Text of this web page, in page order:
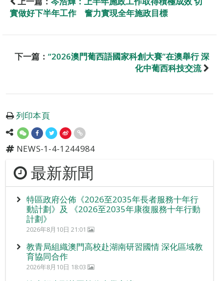
實做好下半年工作 奮力實現全年施政目標
下一篇： “2026澳門葡西語國家科創大賽”在澳舉行 深
化中葡西科技交流
列印本頁
NEWS-1-4-1244984
最新新聞
特區政府公佈《2026至2035年長者服務十年行
動計劃》及 《2026至2035年康復服務十年行動
計劃》
2026年8月10日 21:01
教青局組織澳門高校赴湖南研習國情 深化區域教
育協同合作
2026年8月10日 18:03